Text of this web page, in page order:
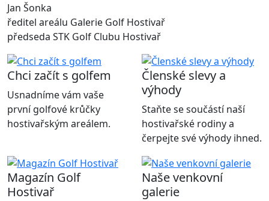
Jan Šonka
ředitel areálu Galerie Golf Hostivař
předseda STK Golf Clubu Hostivař
Chci začít s golfem
Usnadníme vám vaše
první golfové krůčky
hostivařským areálem.
Členské slevy a
výhody
Staňte se součástí naší
hostivařské rodiny a
čerpejte své výhody ihned.
Magazín Golf
Hostivař
Naše venkovní
galerie